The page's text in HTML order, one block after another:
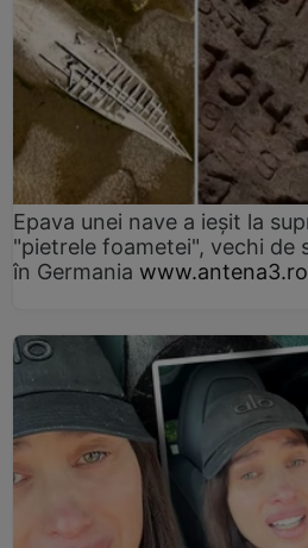
Epava unei nave a ieșit la
"pietrele foametei", vechi de
în Germania www.antena3.ro